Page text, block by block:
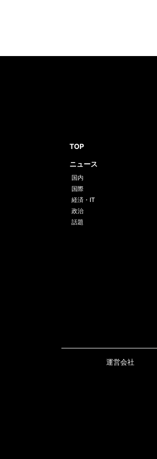
TOP
ニュース
国内
国際
経済・IT
政治
話題
運営会社